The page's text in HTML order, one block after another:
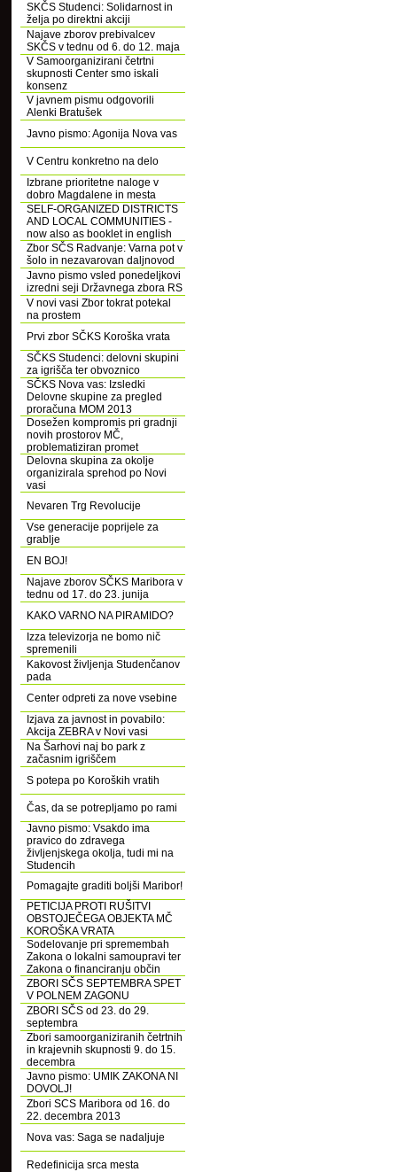
SKČS Studenci: Solidarnost in
želja po direktni akciji
Najave zborov prebivalcev
SKČS v tednu od 6. do 12. maja
V Samoorganizirani četrtni
skupnosti Center smo iskali
konsenz
V javnem pismu odgovorili
Alenki Bratušek
Javno pismo: Agonija Nova vas
V Centru konkretno na delo
Izbrane prioritetne naloge v
dobro Magdalene in mesta
SELF-ORGANIZED DISTRICTS
AND LOCAL COMMUNITIES -
now also as booklet in english
Zbor SČS Radvanje: Varna pot v
šolo in nezavarovan daljnovod
Javno pismo vsled ponedeljkovi
izredni seji Državnega zbora RS
V novi vasi Zbor tokrat potekal
na prostem
Prvi zbor SČKS Koroška vrata
SČKS Studenci: delovni skupini
za igrišča ter obvoznico
SČKS Nova vas: Izsledki
Delovne skupine za pregled
proračuna MOM 2013
Dosežen kompromis pri gradnji
novih prostorov MČ,
problematiziran promet
Delovna skupina za okolje
organizirala sprehod po Novi
vasi
Nevaren Trg Revolucije
Vse generacije poprijele za
grablje
EN BOJ!
Najave zborov SČKS Maribora v
tednu od 17. do 23. junija
KAKO VARNO NA PIRAMIDO?
Izza televizorja ne bomo nič
spremenili
Kakovost življenja Studenčanov
pada
Center odpreti za nove vsebine
Izjava za javnost in povabilo:
Akcija ZEBRA v Novi vasi
Na Šarhovi naj bo park z
začasnim igriščem
S potepa po Koroških vratih
Čas, da se potrepljamo po rami
Javno pismo: Vsakdo ima
pravico do zdravega
življenjskega okolja, tudi mi na
Studencih
Pomagajte graditi boljši Maribor!
PETICIJA PROTI RUŠITVI
OBSTOJEČEGA OBJEKTA MČ
KOROŠKA VRATA
Sodelovanje pri spremembah
Zakona o lokalni samoupravi ter
Zakona o financiranju občin
ZBORI SČS SEPTEMBRA SPET
V POLNEM ZAGONU
ZBORI SČS od 23. do 29.
septembra
Zbori samoorganiziranih četrtnih
in krajevnih skupnosti 9. do 15.
decembra
Javno pismo: UMIK ZAKONA NI
DOVOLJ!
Zbori SCS Maribora od 16. do
22. decembra 2013
Nova vas: Saga se nadaljuje
Redefinicija srca mesta